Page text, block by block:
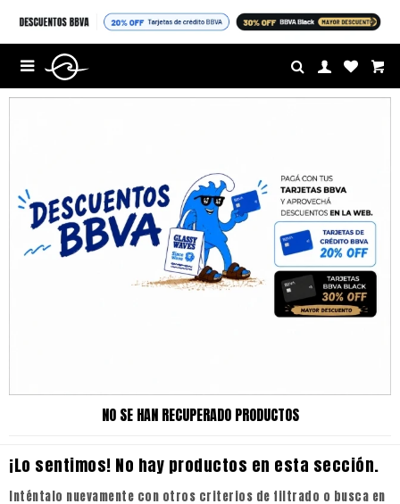


NO SE HAN RECUPERADO PRODUCTOS
¡Lo sentimos! No hay productos en esta sección.
Inténtalo nuevamente con otros criterios de filtrado o busca en